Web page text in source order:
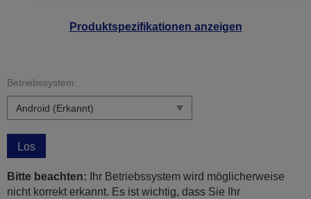
Produktspezifikationen anzeigen
Betriebssystem:
Los
Bitte beachten: Ihr Betriebssystem wird möglicherweise
nicht korrekt erkannt. Es ist wichtig, dass Sie Ihr